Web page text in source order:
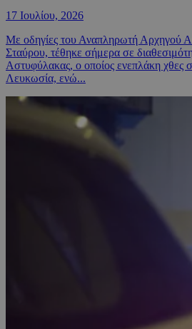
17 Ιουλίου, 2026
Με οδηγίες του Αναπληρωτή Αρχηγού
Σταύρου, τέθηκε σήμερα σε
Αστυφύλακας, ο οποίος ενεπλάκη χθες
Λευκωσία, ενώ...